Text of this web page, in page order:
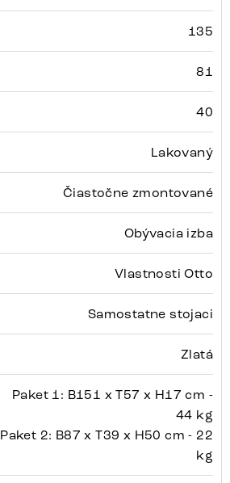
135
81
40
Lakovaný
Čiastočne zmontované
Obývacia izba
Vlastnosti Otto
Samostatne stojaci
Zlatá
Paket 1: B151 x T57 x H17 cm -
44 kg
Paket 2: B87 x T39 x H50 cm - 22
kg